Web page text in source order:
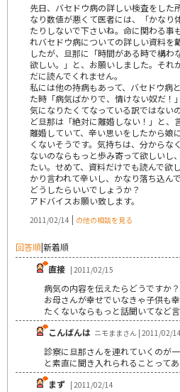
先日、バセドウ病の詳しい検査をした
なり数値が悪くて医者には、「かなり
たりしないで下さいね。命に関わる事
れバセドウ病についての詳しい資料を
したが、旦那に「時間がある時で構わ
欲しい。」と、お願いしました。それ
だに読んでくれません。
私には他の持病もあって、バセドウ病
た時「病気ばかりで、情けない奴だ！
気になりたくてなっている訳ではない
ど旦那は「絶対に離婚しない！」と、
離婚していて、辛い思いをしたから娘
くないそうです。気持ちは、分からな
ないのならもっと歩み寄って欲しいし
たい。せめて、資料だけでも読んで欲
かり言われて辛いし、かなり落ち込んで
どうしたらいいでしょうか？
アドバイスお願い致します。
2011/02/14 | の他の相談を見る
回答順|新着順
直接 | 2011/02/15
病気の内容を伝えたらどうですか
お母さんが幸せでいなきゃ子供も
たくないならもっと話聞いてなど
こんばんは ニモままさん | 2011/02/14
診察に旦那さんを連れていくのが
と素直に聞き入れられることってあ
まず | 2011/02/14